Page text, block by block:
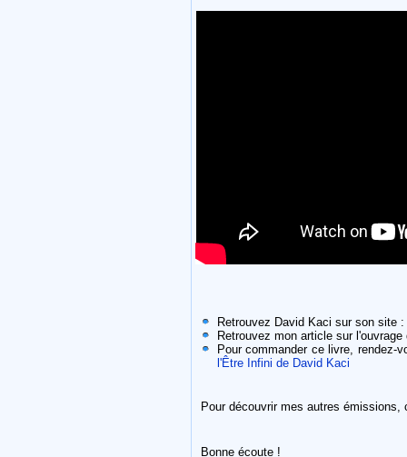
Retrouvez David Kaci sur son site :
Retrouvez mon article sur
Pour commander ce livre,
l'Être Infini de David Kaci
Pour découvrir mes autres
Bonne écoute !